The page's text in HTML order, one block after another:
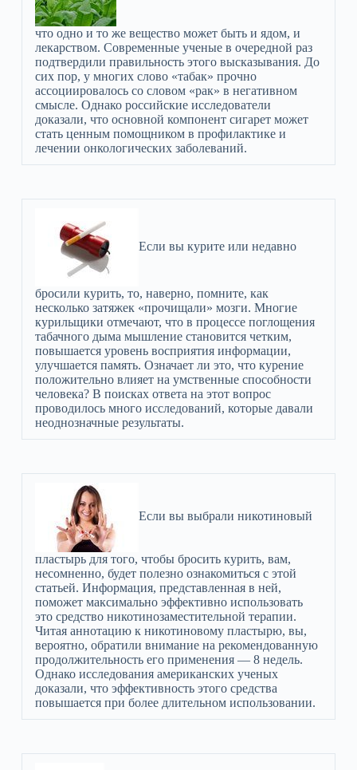
что одно и то же вещество может быть и ядом, и
лекарством. Современные ученые в очередной раз
подтвердили правильность этого высказывания. До
сих пор, у многих слово «табак» прочно
ассоциировалось со словом «рак» в негативном
смысле. Однако российские исследователи
доказали, что основной компонент сигарет может
стать ценным помощником в профилактике и
лечении онкологических заболеваний.
Если вы курите или недавно
бросили курить, то, наверно, помните, как
несколько затяжек «прочищали» мозги. Многие
курильщики отмечают, что в процессе поглощения
табачного дыма мышление становится четким,
повышается уровень восприятия информации,
улучшается память. Означает ли это, что курение
положительно влияет на умственные способности
человека? В поисках ответа на этот вопрос
проводилось много исследований, которые давали
неоднозначные результаты.
Если вы выбрали никотиновый
пластырь для того, чтобы бросить курить, вам,
несомненно, будет полезно ознакомиться с этой
статьей. Информация, представленная в ней,
поможет максимально эффективно использовать
это средство никотинозаместительной терапии.
Читая аннотацию к никотиновому пластырю, вы,
вероятно, обратили внимание на рекомендованную
продолжительность его применения — 8 недель.
Однако исследования американских ученых
доказали, что эффективность этого средства
повышается при более длительном использовании.